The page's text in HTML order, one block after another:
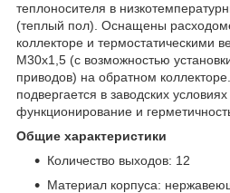
теплоносителя в
(теплый пол). Оснащены
коллекторе и термостатическими
M30x1,5 (с возможностью
приводов) на обратном
подвергается в заводских
функционирование и
Общие характеристики
Количество выходов: 12
Материал корпуса: